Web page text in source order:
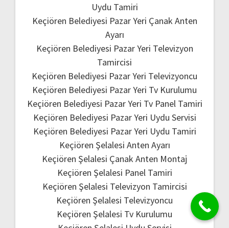
Uydu Tamiri
Keçiören Belediyesi Pazar Yeri Çanak Anten
Ayarı
Keçiören Belediyesi Pazar Yeri Televizyon
Tamircisi
Keçiören Belediyesi Pazar Yeri Televizyoncu
Keçiören Belediyesi Pazar Yeri Tv Kurulumu
Keçiören Belediyesi Pazar Yeri Tv Panel Tamiri
Keçiören Belediyesi Pazar Yeri Uydu Servisi
Keçiören Belediyesi Pazar Yeri Uydu Tamiri
Keçiören Şelalesi Anten Ayarı
Keçiören Şelalesi Çanak Anten Montaj
Keçiören Şelalesi Panel Tamiri
Keçiören Şelalesi Televizyon Tamircisi
Keçiören Şelalesi Televizyoncu
Keçiören Şelalesi Tv Kurulumu